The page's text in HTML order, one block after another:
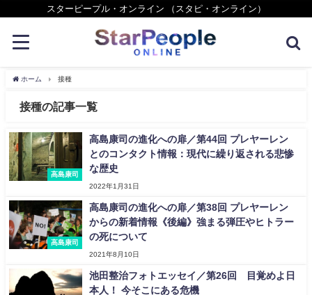
スターピープル・オンライン （スタピ・オンライン）
ホーム 接種
接種の記事一覧
高島康司
高島康司の進化への扉／第44回 プレヤーレン
とのコンタクト情報：現代に繰り返される悲惨
な歴史
2022年1月31日
高島康司
高島康司の進化への扉／第38回 プレヤーレン
からの新着情報《後編》強まる弾圧やヒトラー
の死について
2021年8月10日
池田整治フォトエッセイ／第26回 目覚めよ日
本人！ 今そこにある危機